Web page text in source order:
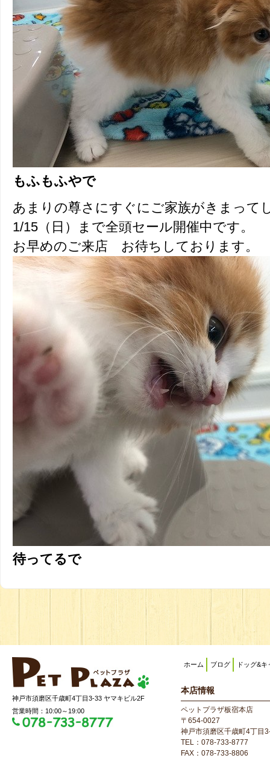
もふもふやで
あまりの尊さにすぐにご家族がきまって
1/15（日）まで全頭セール開催中です。
お早めのご来店 お待ちしております。
待ってるで
神戸市須磨区千歳町4丁目3-33 ヤマキビル2F
営業時間：10:00～19:00
ホーム ブログ ドッグ&キ
本店情報
ペットプラザ板宿本店
〒654-0027
神戸市須磨区千歳町4丁目
TEL：078-733-8777
FAX：078-733-8806